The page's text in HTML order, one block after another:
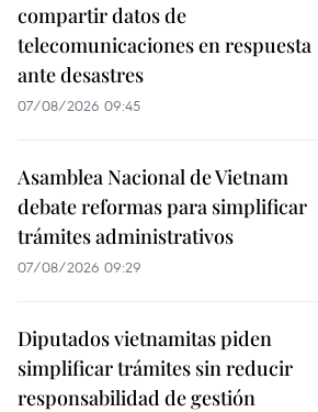
compartir datos de
telecomunicaciones en respuesta
ante desastres
07/08/2026 09:45
Asamblea Nacional de Vietnam
debate reformas para simplificar
trámites administrativos
07/08/2026 09:29
Diputados vietnamitas piden
simplificar trámites sin reducir
responsabilidad de gestión